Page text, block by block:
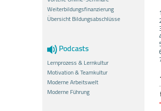
Weiterbildungsfinanzierung
Übersicht Bildungsabschlüsse
Podcasts
Lernprozess & Lernkultur
Motivation & Teamkultur
Moderne Arbeitswelt
Moderne Führung
*